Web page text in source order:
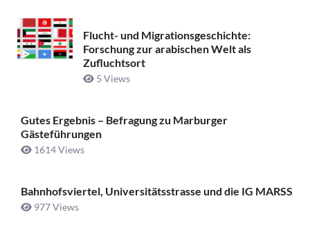
Flucht- und Migrationsgeschichte:
Forschung zur arabischen Welt als
Zufluchtsort
5 Views
Gutes Ergebnis – Befragung zu Marburger
Gästeführungen
1614 Views
Bahnhofsviertel, Universitätsstrasse und die IG MARSS
977 Views